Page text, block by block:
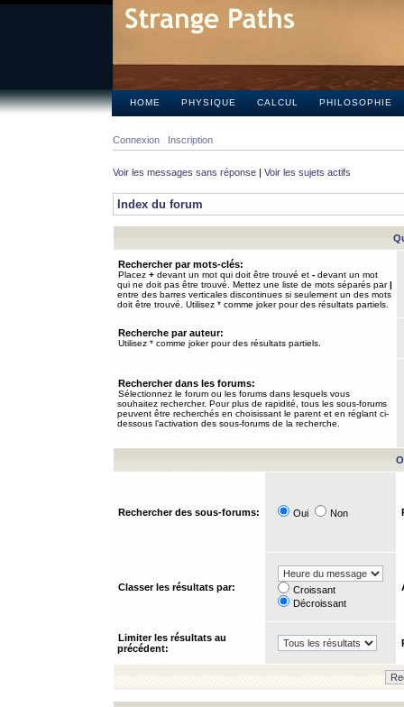
HOME PHYSIQUE CALCUL PHILOSOPHIE
Connexion Inscription
Voir les messages sans réponse | Voir les sujets actifs
Index du forum
Rechercher par mots-clés:
Placez + devant un mot qui doit être trouvé et - devant un mot
qui ne doit pas être trouvé. Mettez une liste de mots séparés par|
entre des barres verticales discontinues si seulement un des mots
doit être trouvé. Utilisez * comme joker pour des résultats partiels.
Recherche par auteur:
Utilisez * comme joker pour des résultats partiels.
Rechercher dans les forums:
Sélectionnez le forum ou les forums dans lesquels vous
souhaitez rechercher. Pour plus de rapidité, tous les sous-forums
peuvent être recherchés en choisissant le parent et en réglant ci-
dessous l’activation des sous-forums de la recherche.
Rechercher des sous-forums: Oui Non
Classer les résultats par:
Croissant
Décroissant
Limiter les résultats au
précédent: